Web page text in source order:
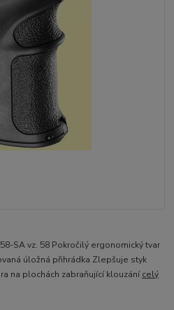
SA vz. 58 Pokročilý ergonomický tvar
úložná přihrádka Zlepšuje styk
na plochách zabraňující klouzání celý